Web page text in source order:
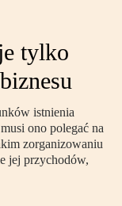
tylko
istnienia
ono polegać na
zorganizowaniu
jej przychodów,